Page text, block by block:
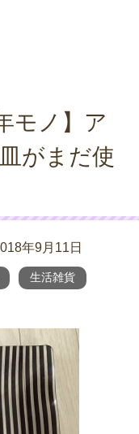
モノ】ア
がまだ使
年9月11日
生活雑貨